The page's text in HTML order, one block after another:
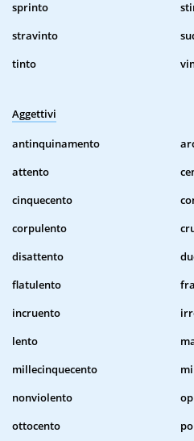
sprinto
stravinto
tinto
Aggettivi
antinquinamento
attento
cinquecento
corpulento
disattento
flatulento
incruento
lento
millecinquecento
nonviolento
ottocento